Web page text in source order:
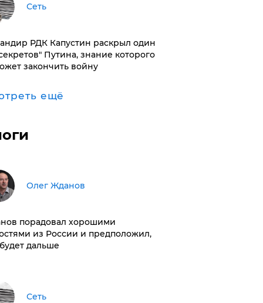
Сеть
РДК Капустин раскрыл один
Путина, знание которого
закончить войну
ещё
Олег Жданов
порадовал хорошими
из России и предположил,
дальше
Сеть